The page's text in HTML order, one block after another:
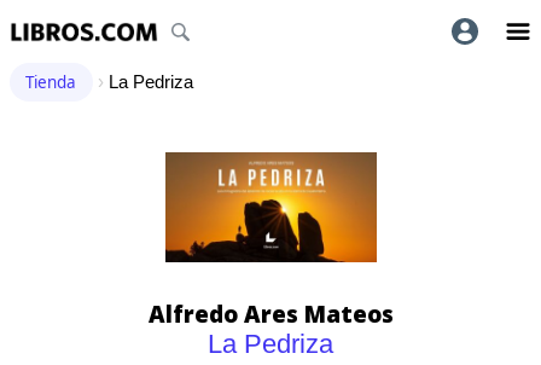
Tienda › La Pedriza
Alfredo Ares Mateos
La Pedriza